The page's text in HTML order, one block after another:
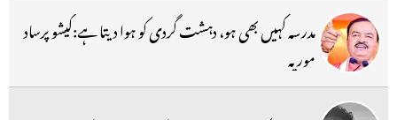
مدرسہ کہیں بھی ہو، دہشت گردی کو ہوا دیتا ہے:کیشو پرساد
موریہ